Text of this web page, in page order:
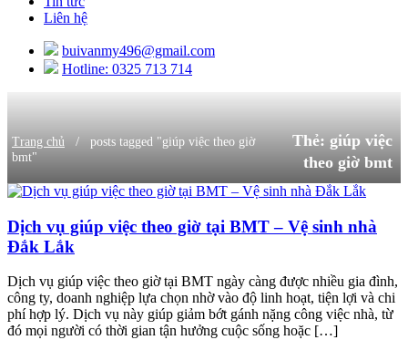
Liên hệ
buivanmy496@gmail.com
Hotline: 0325 713 714
Trang chủ / posts tagged "giúp việc theo giờ
bmt"
Thẻ:giúp việc
theo giờ bmt
Dịch vụ giúp việc theo giờ tại BMT – Vệ sinh nhà
Đắk Lắk
Dịch vụ giúp việc theo giờ tại BMT ngày càng được nhiều gia đình,
công ty, doanh nghiệp lựa chọn nhờ vào độ linh hoạt, tiện lợi và chi
phí hợp lý. Dịch vụ này giúp giảm bớt gánh nặng công việc nhà, từ
đó mọi người có thời gian tận hưởng cuộc sống hoặc […]